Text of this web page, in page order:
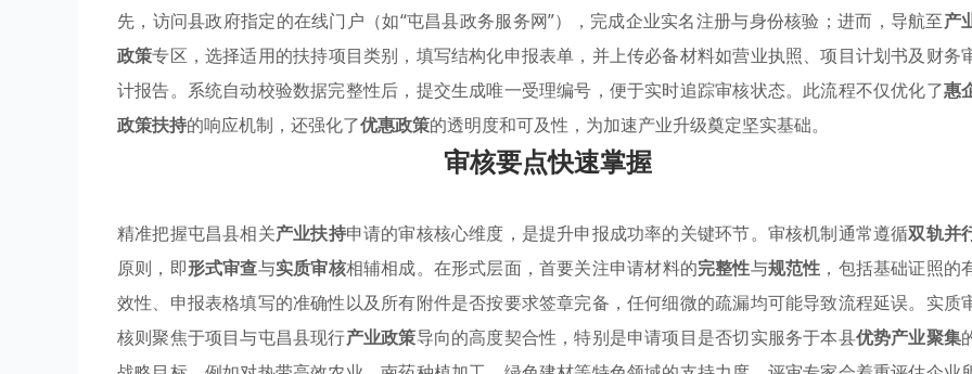
先，访问县政府指定的在线门户（如“屯昌县政务服务网”），完成企业实名注册与身份核验；进而，导航至产
政策专区，选择适用的扶持项目类别，填写结构化申报表单，并上传必备材料如营业执照、项目计划书及财务
计报告。系统自动校验数据完整性后，提交生成唯一受理编号，便于实时追踪审核状态。此流程不仅优化了惠
政策扶持的响应机制，还强化了优惠政策的透明度和可及性，为加速产业升级奠定坚实基础。
审核要点快速掌握
精准把握屯昌县相关产业扶持申请的审核核心维度，是提升申报成功率的关键环节。审核机制通常遵循双轨并
原则，即形式审查与实质审核相辅相成。在形式层面，首要关注申请材料的完整性与规范性 ，包括基础证照的
效性、申报表格填写的准确性以及所有附件是否按要求签章完备，任何细微的疏漏均可能导致流程延误。实质
核则聚焦于项目与屯昌县现行产业政策导向的高度契合性，特别是申请项目是否切实服务于本县优势产业聚集